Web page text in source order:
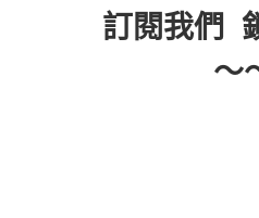
訂閱我們 鎖
～